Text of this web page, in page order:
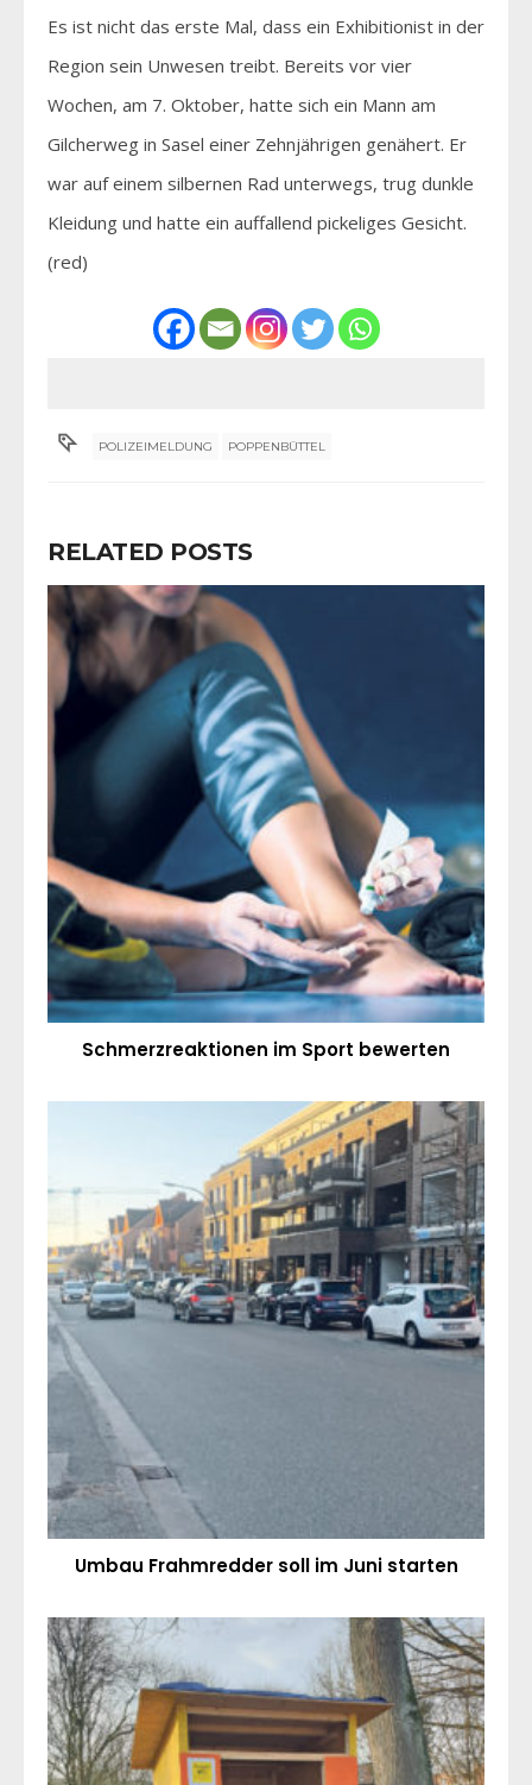
Es ist nicht das erste Mal, dass ein Exhibitionist in der
Region sein Unwesen treibt. Bereits vor vier
Wochen, am 7. Oktober, hatte sich ein Mann am
Gilcherweg in Sasel einer Zehnjährigen genähert. Er
war auf einem silbernen Rad unterwegs, trug dunkle
Kleidung und hatte ein auffallend pickeliges Gesicht.
(red)
POLIZEIMELDUNG POPPENBÜTTEL
RELATED POSTS
Schmerzreaktionen im Sport bewerten
Umbau Frahmredder soll im Juni starten